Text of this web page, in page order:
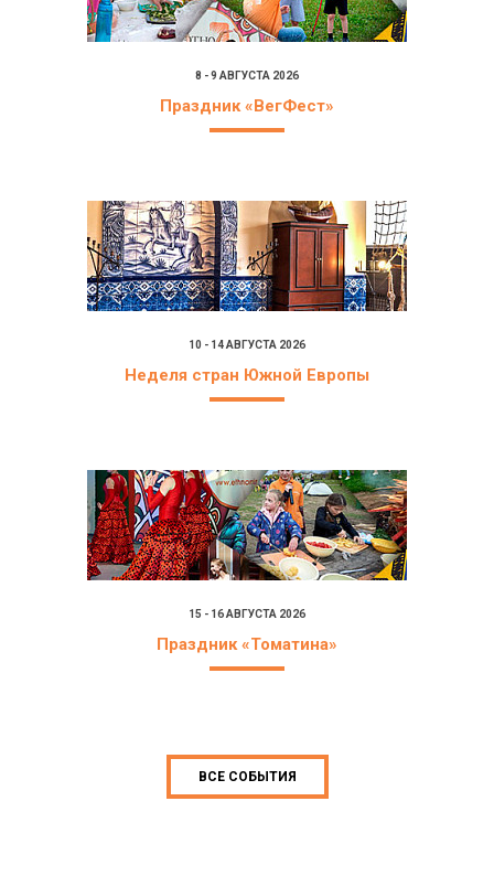
8 - 9 АВГУСТА 2026
Праздник «ВегФест»
10 - 14 АВГУСТА 2026
Неделя стран Южной Европы
15 - 16 АВГУСТА 2026
Праздник «Томатина»
ВСЕ СОБЫТИЯ